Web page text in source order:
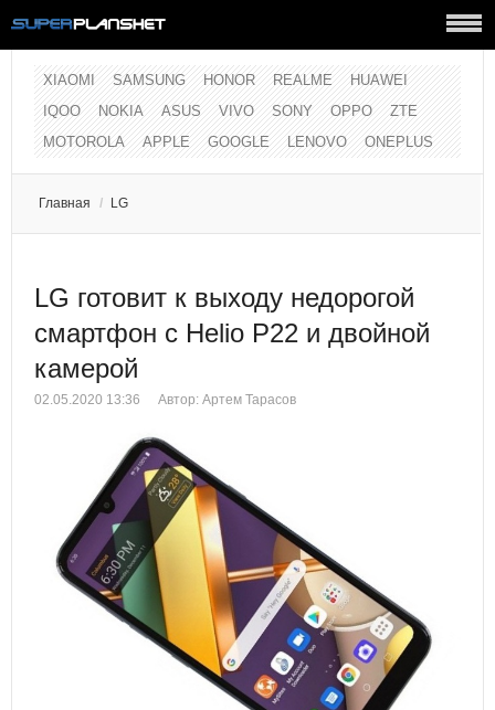
XIAOMI SAMSUNG HONOR REALME
HUAWEI
IQOO
NOKIA ASUS VIVO SONY OPPO
ZTE
MOTOROLA
APPLE GOOGLE LENOVO ONEPLUS
Главная / LG
LG готовит к выходу недорогой
смартфон с Helio P22 и двойной
камерой
02.05.2020 13:36 Автор: Артем Тарасов